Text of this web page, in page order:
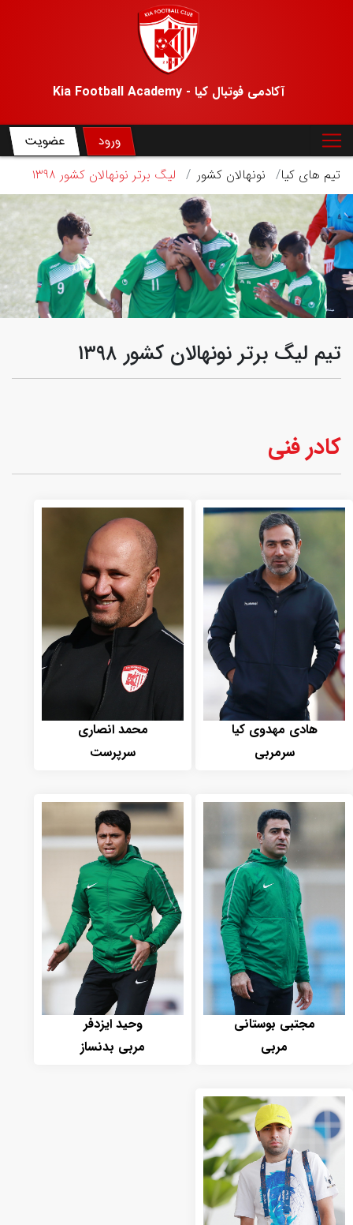
آکادمی فوتبال کیا - Kia Football Academy
ورود
عضویت
تیم های کیا
نونهالان کشور لیگ برتر نونهالان کشور ۱۳۹۸
تیم لیگ برتر نونهالان کشور ۱۳۹۸
کادر فنی
هادی مهدوی کیا
سرمربی
محمد انصاری
سرپرست
مجتبی بوستانی
مربی
وحید ایزدفر
مربی بدنساز